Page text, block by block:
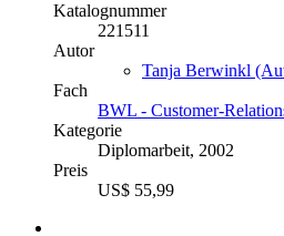
Katalognummer
221511
Autor
Tanja Berwinkl
Fach
BWL - Customer-
Kategorie
Diplomarbeit, 2002
Preis
US$ 55,99